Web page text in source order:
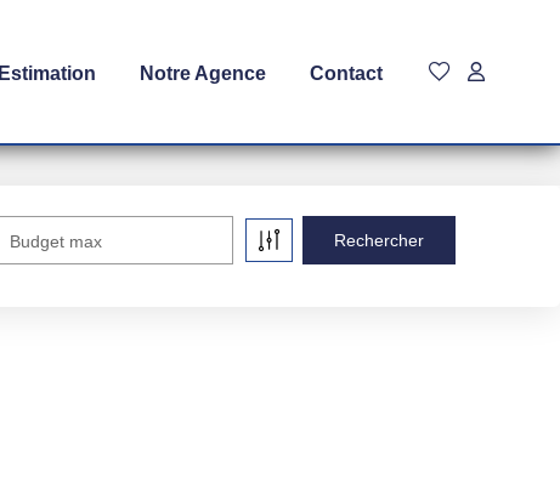
Estimation Notre Agence Contact
Budget max